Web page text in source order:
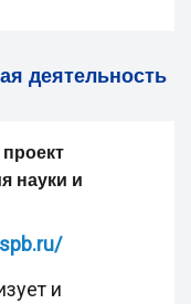
деятельность
науки и
и